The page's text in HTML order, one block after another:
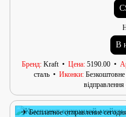
В
Бренд Kraft Цена 5190.00
сталь
Иконки Безкоштовне
✈ Бесплатное отправление